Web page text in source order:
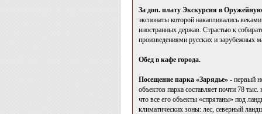
За доп. плату Экскурсия в Оружейную
экспонаты которой накапливались
иностранных держав. Страстью к
произведениями русских и зарубежных
Обед в кафе города.
Посещение парка «Зарядье» - первый
объектов парка составляет почти 78
что все его объекты «спрятаны» под
климатических зоны: лес, северный